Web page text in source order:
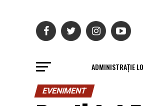
ADMINISTRAȚIE
EVENIMENT